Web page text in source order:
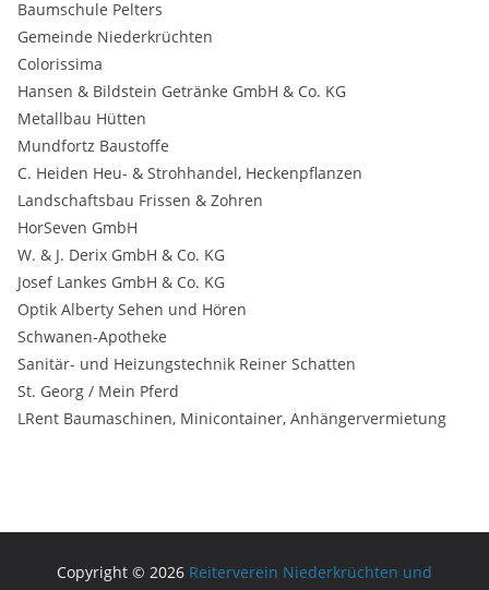
Baumschule Pelters
Gemeinde Niederkrüchten
Colorissima
Hansen & Bildstein Getränke GmbH & Co. KG
Metallbau Hütten
Mundfortz Baustoffe
C. Heiden Heu- & Strohhandel, Heckenpflanzen
Landschaftsbau Frissen & Zohren
HorSeven GmbH
W. & J. Derix GmbH & Co. KG
Josef Lankes GmbH & Co. KG
Optik Alberty Sehen und Hören
Schwanen-Apotheke
Sanitär- und Heizungstechnik Reiner Schatten
St. Georg / Mein Pferd
LRent Baumaschinen, Minicontainer, Anhängervermietung
Copyright © 2026 Reiterverein Niederkrüchten und